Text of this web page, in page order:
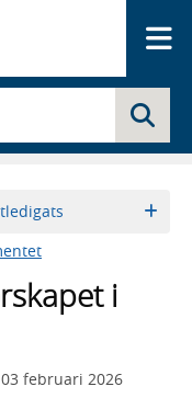
i
03 februari 2026